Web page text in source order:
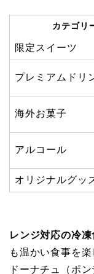
カテゴリ
限定スイーツ
プレミアムドリ
海外お菓子
アルコール
オリジナルグッ
レンジ対応の冷凍
も温かい食事を
ドーナチュ（ポ